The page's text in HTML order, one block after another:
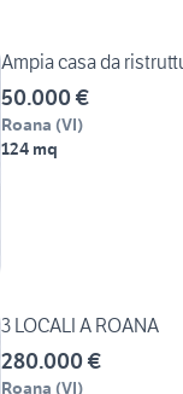
Ampia casa da
50.000 €
Roana (VI)
124 mq
3 LOCALI A ROANA
280.000 €
Roana (VI)